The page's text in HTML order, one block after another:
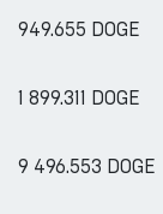
949.655 DOGE
1 899.311 DOGE
9 496.553 DOGE